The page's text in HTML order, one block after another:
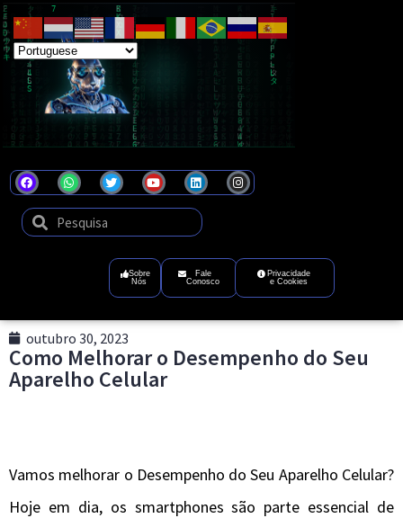
Sobre
Nós
Fale
Conosco
Privacidade
e Cookies
outubro 30, 2023
Como Melhorar o Desempenho do Seu
Aparelho Celular
Vamos melhorar o Desempenho do Seu Aparelho Celular?
Hoje em dia, os smartphones são parte essencial de